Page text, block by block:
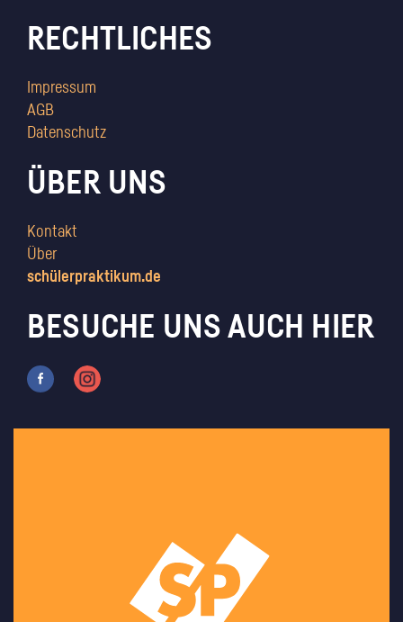
RECHTLICHES
Impressum
AGB
Datenschutz
ÜBER UNS
Kontakt
Über
schülerpraktikum.de
BESUCHE UNS AUCH HIER